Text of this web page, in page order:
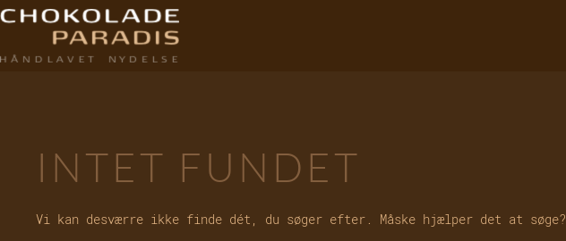
INTET FUNDET
Vi kan desværre ikke finde dét, du søger efter. Måske hjælper det at søge?